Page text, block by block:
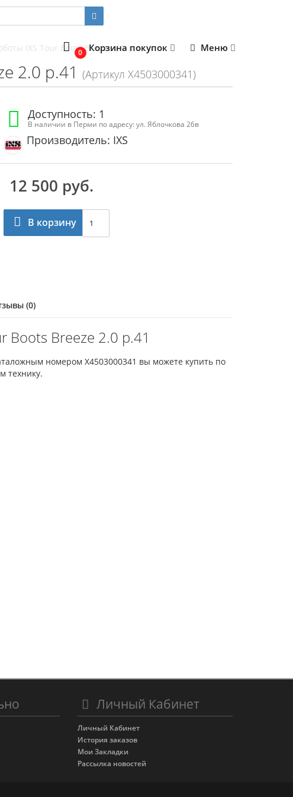
0 Корзина покупок Меню
IXS Tour Boots Breeze 2.0 p.41
2.0 p.41 (Артикул X4503000341)
Доступность: 1
В наличии в Перми по адресу: ул. Яблочкова 26в
Производитель: IXS
12 500 руб.
В корзину
(0)
Boots Breeze 2.0 p.41
номером X4503000341 вы можете купить по
технику.
Личный Кабинет
Личный Кабинет
История заказов
Мои Закладки
Рассылка новостей